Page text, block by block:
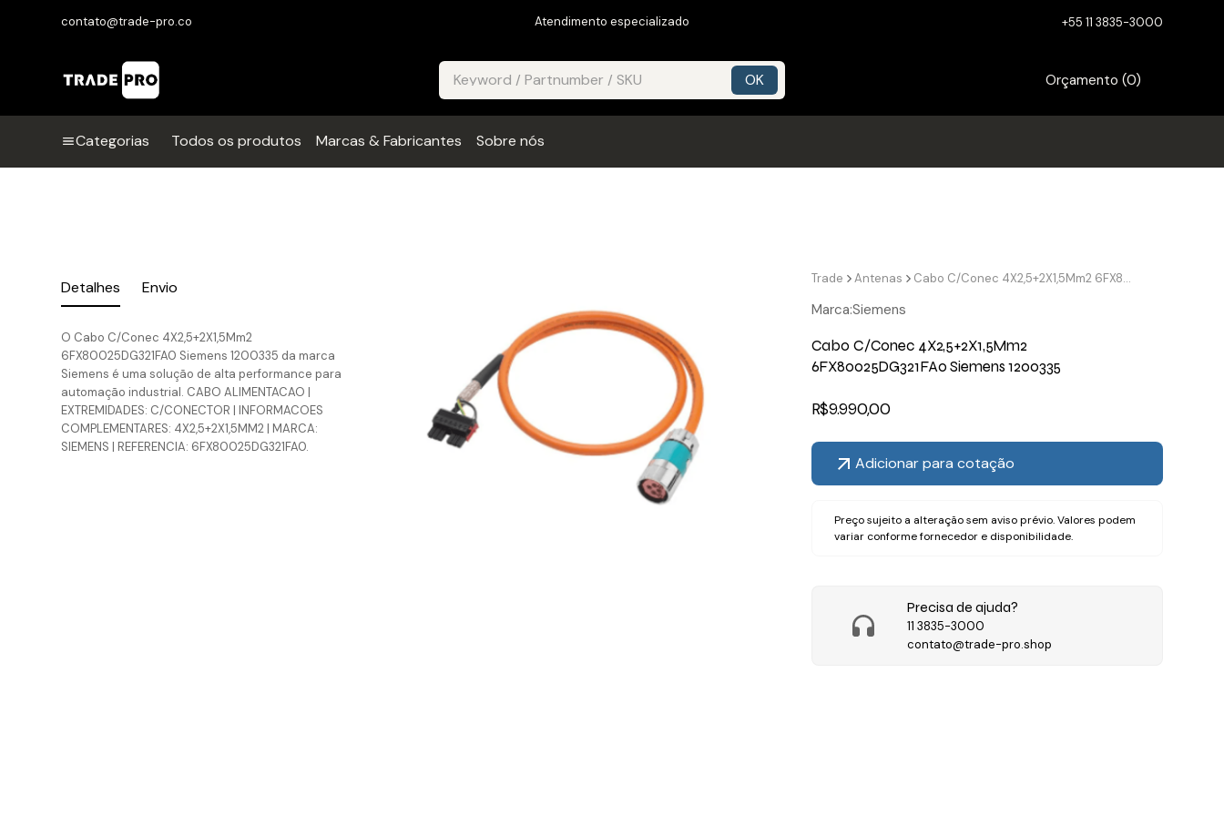
contato@trade-pro.co Atendimento especializado +55 11 3835-3000
Orçamento (0)
Categorias Todos os produtos Marcas & Fabricantes Sobre nós
Detalhes Envio
O Cabo C/Conec 4X2,5+2X1,5Mm2
6FX80025DG321FA0 Siemens 1200335 da marca
Siemens é uma solução de alta performance para
automação industrial. CABO ALIMENTACAO |
EXTREMIDADES: C/CONECTOR | INFORMACOES
COMPLEMENTARES: 4X2,5+2X1,5MM2 | MARCA:
SIEMENS | REFERENCIA: 6FX80025DG321FA0.
Trade Antenas Cabo C/Conec 4X2,5+2X1,5Mm2 6FX80025DG321FA0 Siemens 1200335
Marca:Siemens
Cabo C/Conec 4X2,5+2X1,5Mm2
6FX80025DG321FA0 Siemens 1200335
R$9.990,00
Adicionar para cotação
Preço sujeito a alteração sem aviso prévio. Valores podem
variar conforme fornecedor e disponibilidade.
Precisa de ajuda?
11 3835-3000
contato@trade-pro.shop